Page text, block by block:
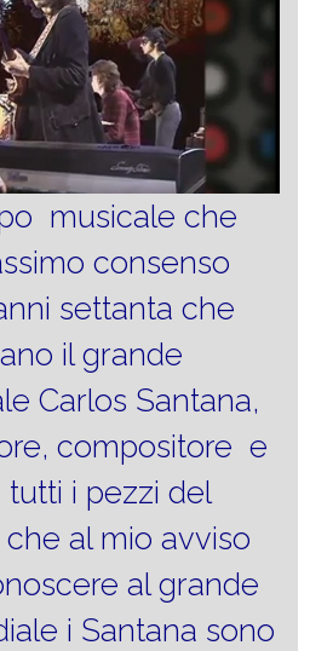
musicale che
consenso
settanta che
il grande
Carlos Santana,
compositore e
i pezzi del
al mio avviso
al grande
i Santana sono